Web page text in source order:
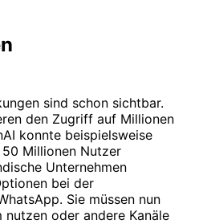
sind schon sichtbar.
den Zugriff auf Millionen
konnte beispielsweise
Millionen Nutzer
Unternehmen
bei der
Sie müssen nun
oder andere Kanäle